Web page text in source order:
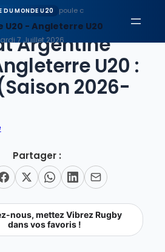
Argentine
U20 :
2026-
Partager :
nous, mettez Vibrez Rugby
dans vos favoris !
DU MONDE U20 poule c
U20 - Angleterre U20
7 Juillet 2026